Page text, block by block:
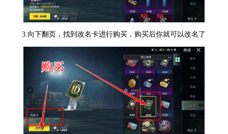
3.向下翻页，找到改名卡进行购买，购买后你就可以改名了